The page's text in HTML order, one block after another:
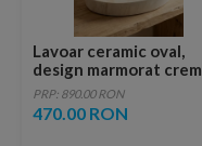
Lavoar ceramic oval,
design marmorat crem
lucios cu vene aurii,
ventil inclus
PRP: 890.00 RON
470.00 RON